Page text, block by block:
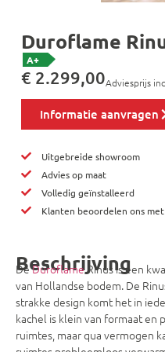
Duroflame
A+
€ 2.299,00Adviesprijs
Informatie aanvragen
Uitgebreide showroom
Advies op maat
Volledig geïnstalleerd
Klanten beoordelen ons
Beschrijving
DeDuroflameRinus is een
van Hollandse bodem. De
strakke design komt het in
kachel is klein van formaat en
ruimtes, maar qua vermogen